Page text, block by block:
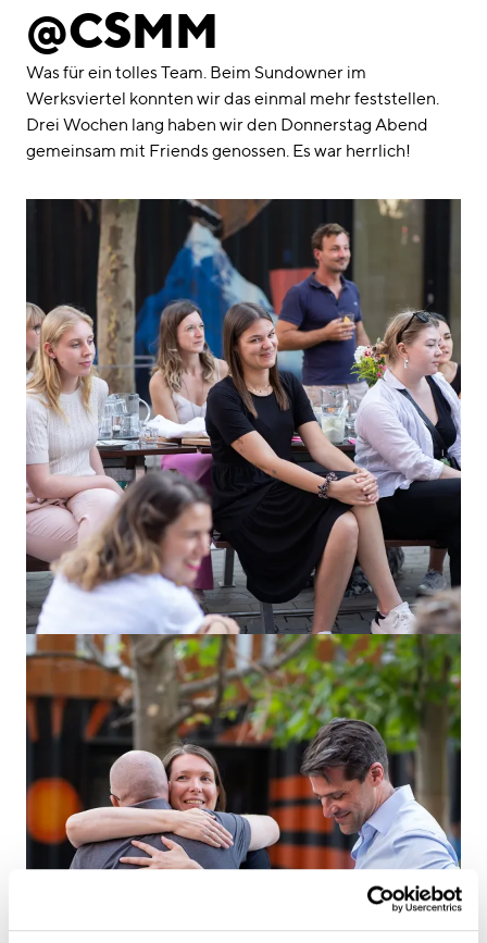
instagram
Deutsch
English
Impressum
Datenschutz
@CSMM
Was für ein tolles Team. Beim Sundowner im
Werksviertel konnten wir das einmal mehr feststellen.
Drei Wochen lang haben wir den Donnerstag Abend
gemeinsam mit Friends genossen. Es war herrlich!